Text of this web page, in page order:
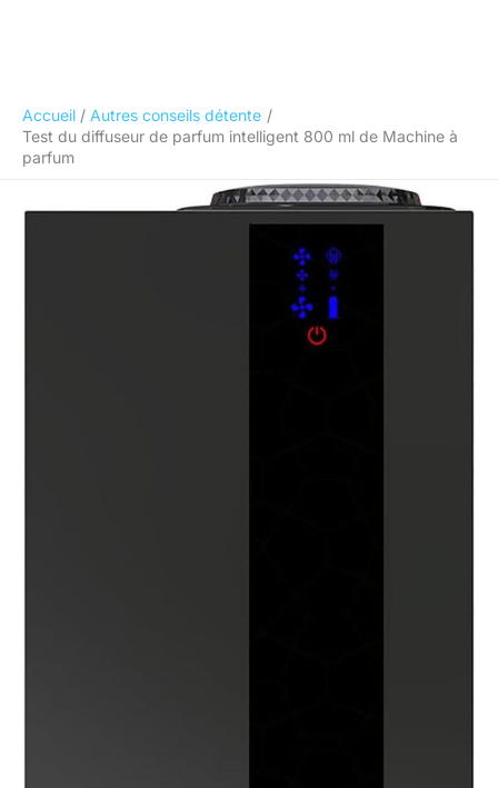
Accueil
Autres conseils détente
Test du diffuseur de parfum intelligent 800 ml de Machine à
parfum